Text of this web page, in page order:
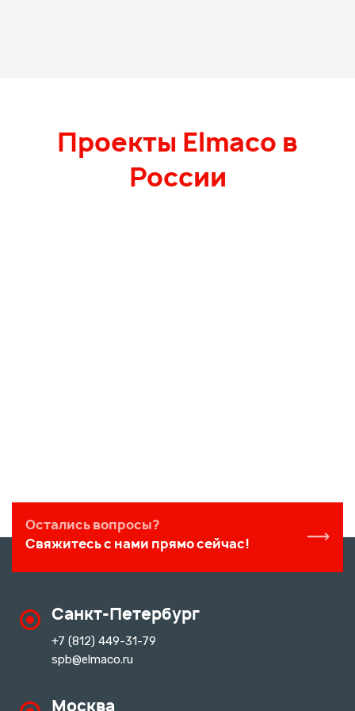
Проекты Elmaco в
России
Остались вопросы?
Свяжитесь с нами прямо сейчас!
Санкт-Петербург
+7 (812) 449-31-79
spb@elmaco.ru
Москва